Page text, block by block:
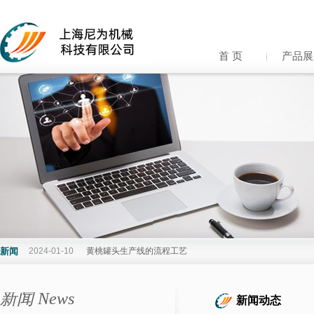
首 页 产品
新闻 2024-01-10 黄桃罐头生产线的流程工艺
新闻 News 新闻动态